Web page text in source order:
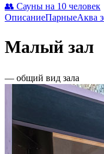
👥 Сауны на 10 человек
ОписаниеПарныеАква
Малый зал
— общий вид зала